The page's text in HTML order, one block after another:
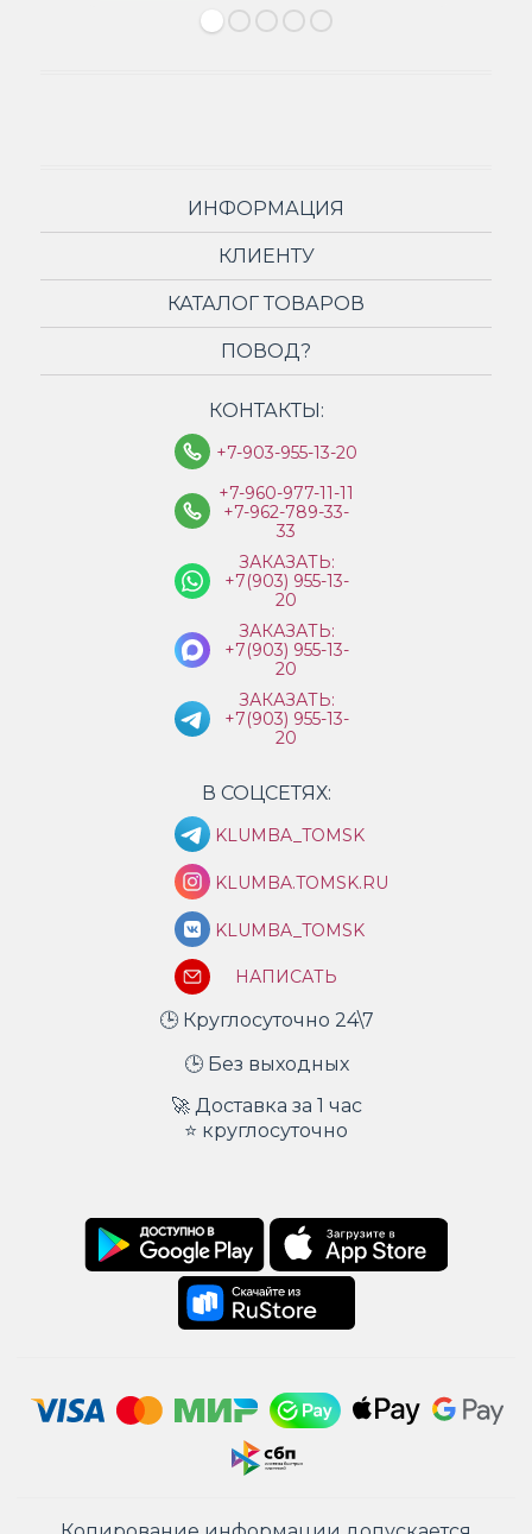
ИНФОРМАЦИЯ
КЛИЕНТУ
КАТАЛОГ ТОВАРОВ
ПОВОД?
КОНТАКТЫ:
+7-903-955-13-20
+7-960-977-11-11
+7-962-789-33-
33
ЗАКАЗАТЬ:
+7(903) 955-13-
20
ЗАКАЗАТЬ:
+7(903) 955-13-
20
ЗАКАЗАТЬ:
+7(903) 955-13-
20
В СОЦСЕТЯХ:
KLUMBA_TOMSK
KLUMBA.TOMSK.RU
KLUMBA_TOMSK
НАПИСАТЬ
🕒 Круглосуточно 24\7
🕒 Без выходных
🚀 Доставка за 1 час
⭐ круглосуточно